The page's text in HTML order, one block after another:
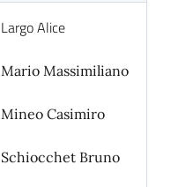
Largo Alice
Mario Massimiliano
Mineo Casimiro
Schiocchet Bruno